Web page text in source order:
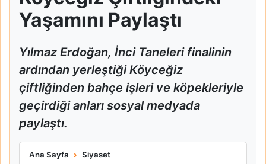
Yaşamını Paylaştı
Yılmaz Erdoğan, İnci Taneleri finalinin
ardından yerleştiği Köyceğiz
çiftliğinden bahçe işleri ve köpekleriyle
geçirdiği anları sosyal medyada
paylaştı.
Ana Sayfa Siyaset
Yılmaz Erdoğan Köyceğiz Çiftliğindeki Yaşamını Paylaştı